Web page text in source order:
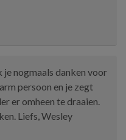
je nogmaals danken voor
persoon en je zegt
er omheen te draaien.
Liefs, Wesley